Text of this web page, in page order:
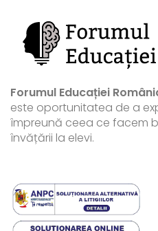
Forumul Educației
este oportunitatea de a
împreună ceea ce facem
învățării la elevi.